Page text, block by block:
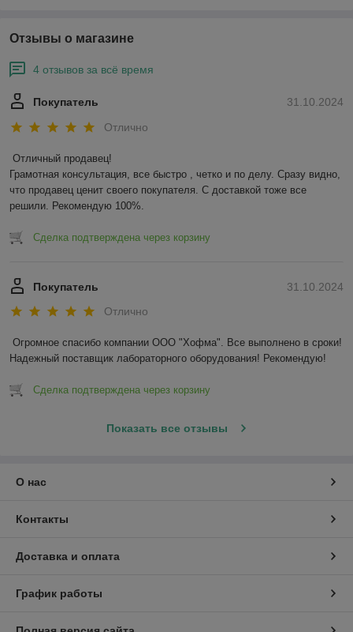
Отзывы о магазине
4 отзывов за всё время
31.10.2024
Покупатель
Отлично
Отличный продавец!
Грамотная консультация, все быстро , четко и по делу. Сразу видно,
что продавец ценит своего покупателя. С доставкой тоже все
решили. Рекомендую 100%.
Сделка подтверждена через корзину
31.10.2024
Покупатель
Отлично
Огромное спасибо компании ООО "Хофма". Все выполнено в сроки!
Надежный поставщик лабораторного оборудования! Рекомендую!
Сделка подтверждена через корзину
Показать все отзывы
О нас
Контакты
Доставка и оплата
График работы